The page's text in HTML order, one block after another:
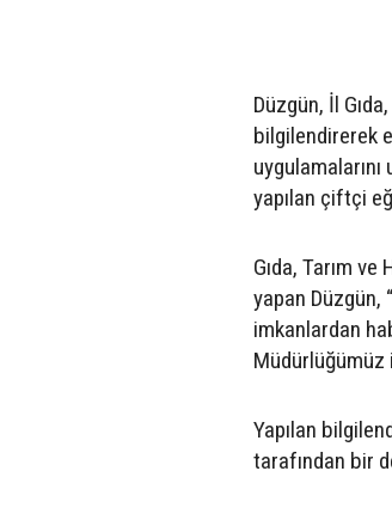
Düzgün, İl
bilgilendirerek
yapılan çiftçi
Gıda, Tarım
yapan Düzgün,
imkanlardan
Yapılan
tarafından bir